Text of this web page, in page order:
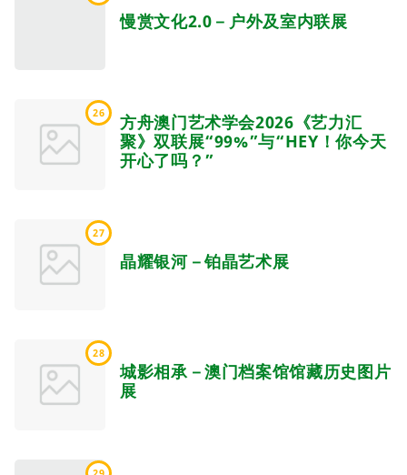
慢赏文化2.0－户外及室内联展
26
方舟澳门艺术学会2026《艺力汇
聚》双联展“99%”与“HEY！你今天
开心了吗？”
27
晶耀银河－铂晶艺术展
28
城影相承－澳门档案馆馆藏历史图片
展